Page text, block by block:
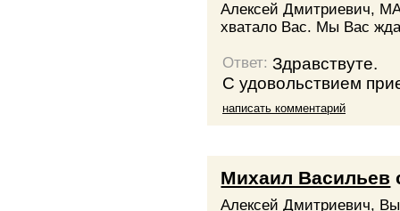
Алексей Дмитриевич,
хватало Вас. Мы Вас
Ответ:Здравствуте.
С удовольствием
написать комментарий
Михаил Васильев
Алексей Дмитриевич,